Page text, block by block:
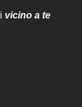
vicino a te